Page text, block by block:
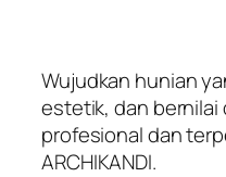
Wujudkan hunian
estetik, dan bernilai
profesional dan
ARCHIKANDI.